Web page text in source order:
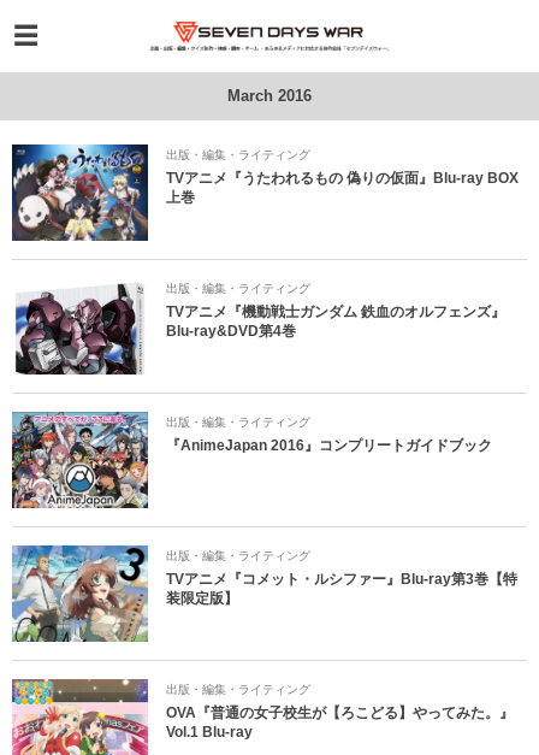
March 2016
出版・編集・ライティング
TVアニメ『うたわれるもの 偽りの仮面』Blu-ray BOX
上巻
出版・編集・ライティング
TVアニメ『機動戦士ガンダム 鉄血のオルフェンズ』
Blu-ray&DVD第4巻
出版・編集・ライティング
『AnimeJapan 2016』コンプリートガイドブック
出版・編集・ライティング
TVアニメ『コメット・ルシファー』Blu-ray第3巻【特
装限定版】
出版・編集・ライティング
OVA『普通の女子校生が【ろこどる】やってみた。』
Vol.1 Blu-ray